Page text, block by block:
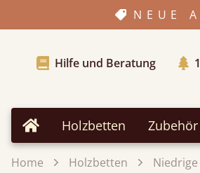
NEUE
Hilfe und Beratung
Home Holzbetten Zubehör
Home Holzbetten